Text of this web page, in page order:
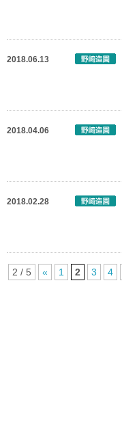
2018.06.13
2018.04.06
2018.02.28
2 / 5 « 1 2 3 4